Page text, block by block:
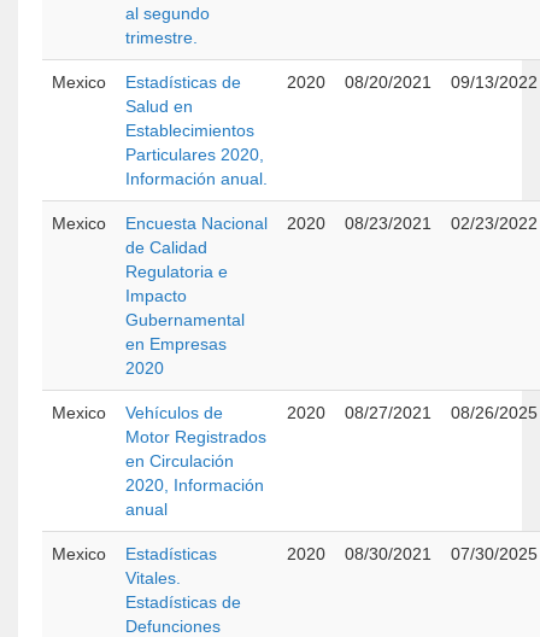
al segundo
trimestre.
Mexico
Estadísticas de
Salud en
Establecimientos
Particulares 2020,
Información anual.
2020 08/20/2021 09/13/2022
Mexico
Encuesta Nacional
de Calidad
Regulatoria e
Impacto
Gubernamental
en Empresas
2020
2020 08/23/2021 02/23/2022
Mexico
Vehículos de
Motor Registrados
en Circulación
2020, Información
anual
2020 08/27/2021 08/26/2025
Mexico
Estadísticas
Vitales.
Estadísticas de
Defunciones
2020 08/30/2021 07/30/2025